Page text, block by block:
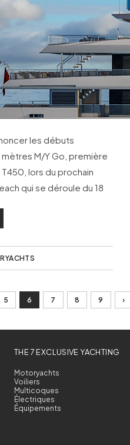
les débuts
M/Y Go, première
lors du prochain
qui se déroule du 18
5 6 7 8 9 ›
THE 7 EXCLUSIVE YACHTING
Motoryachts
Voiliers
Multicoques
Électriques
Équipements